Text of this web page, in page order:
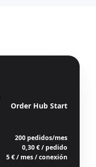
Order Hub Start
200 pedidos/mes
0,30 € / pedido
5 € / mes / conexión